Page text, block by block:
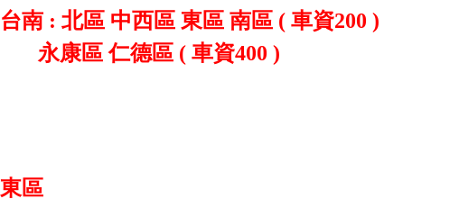
台南 : 北區 中西區 東區 南區 ( 車資200 )
永康區 仁德區 ( 車資400 )
東區